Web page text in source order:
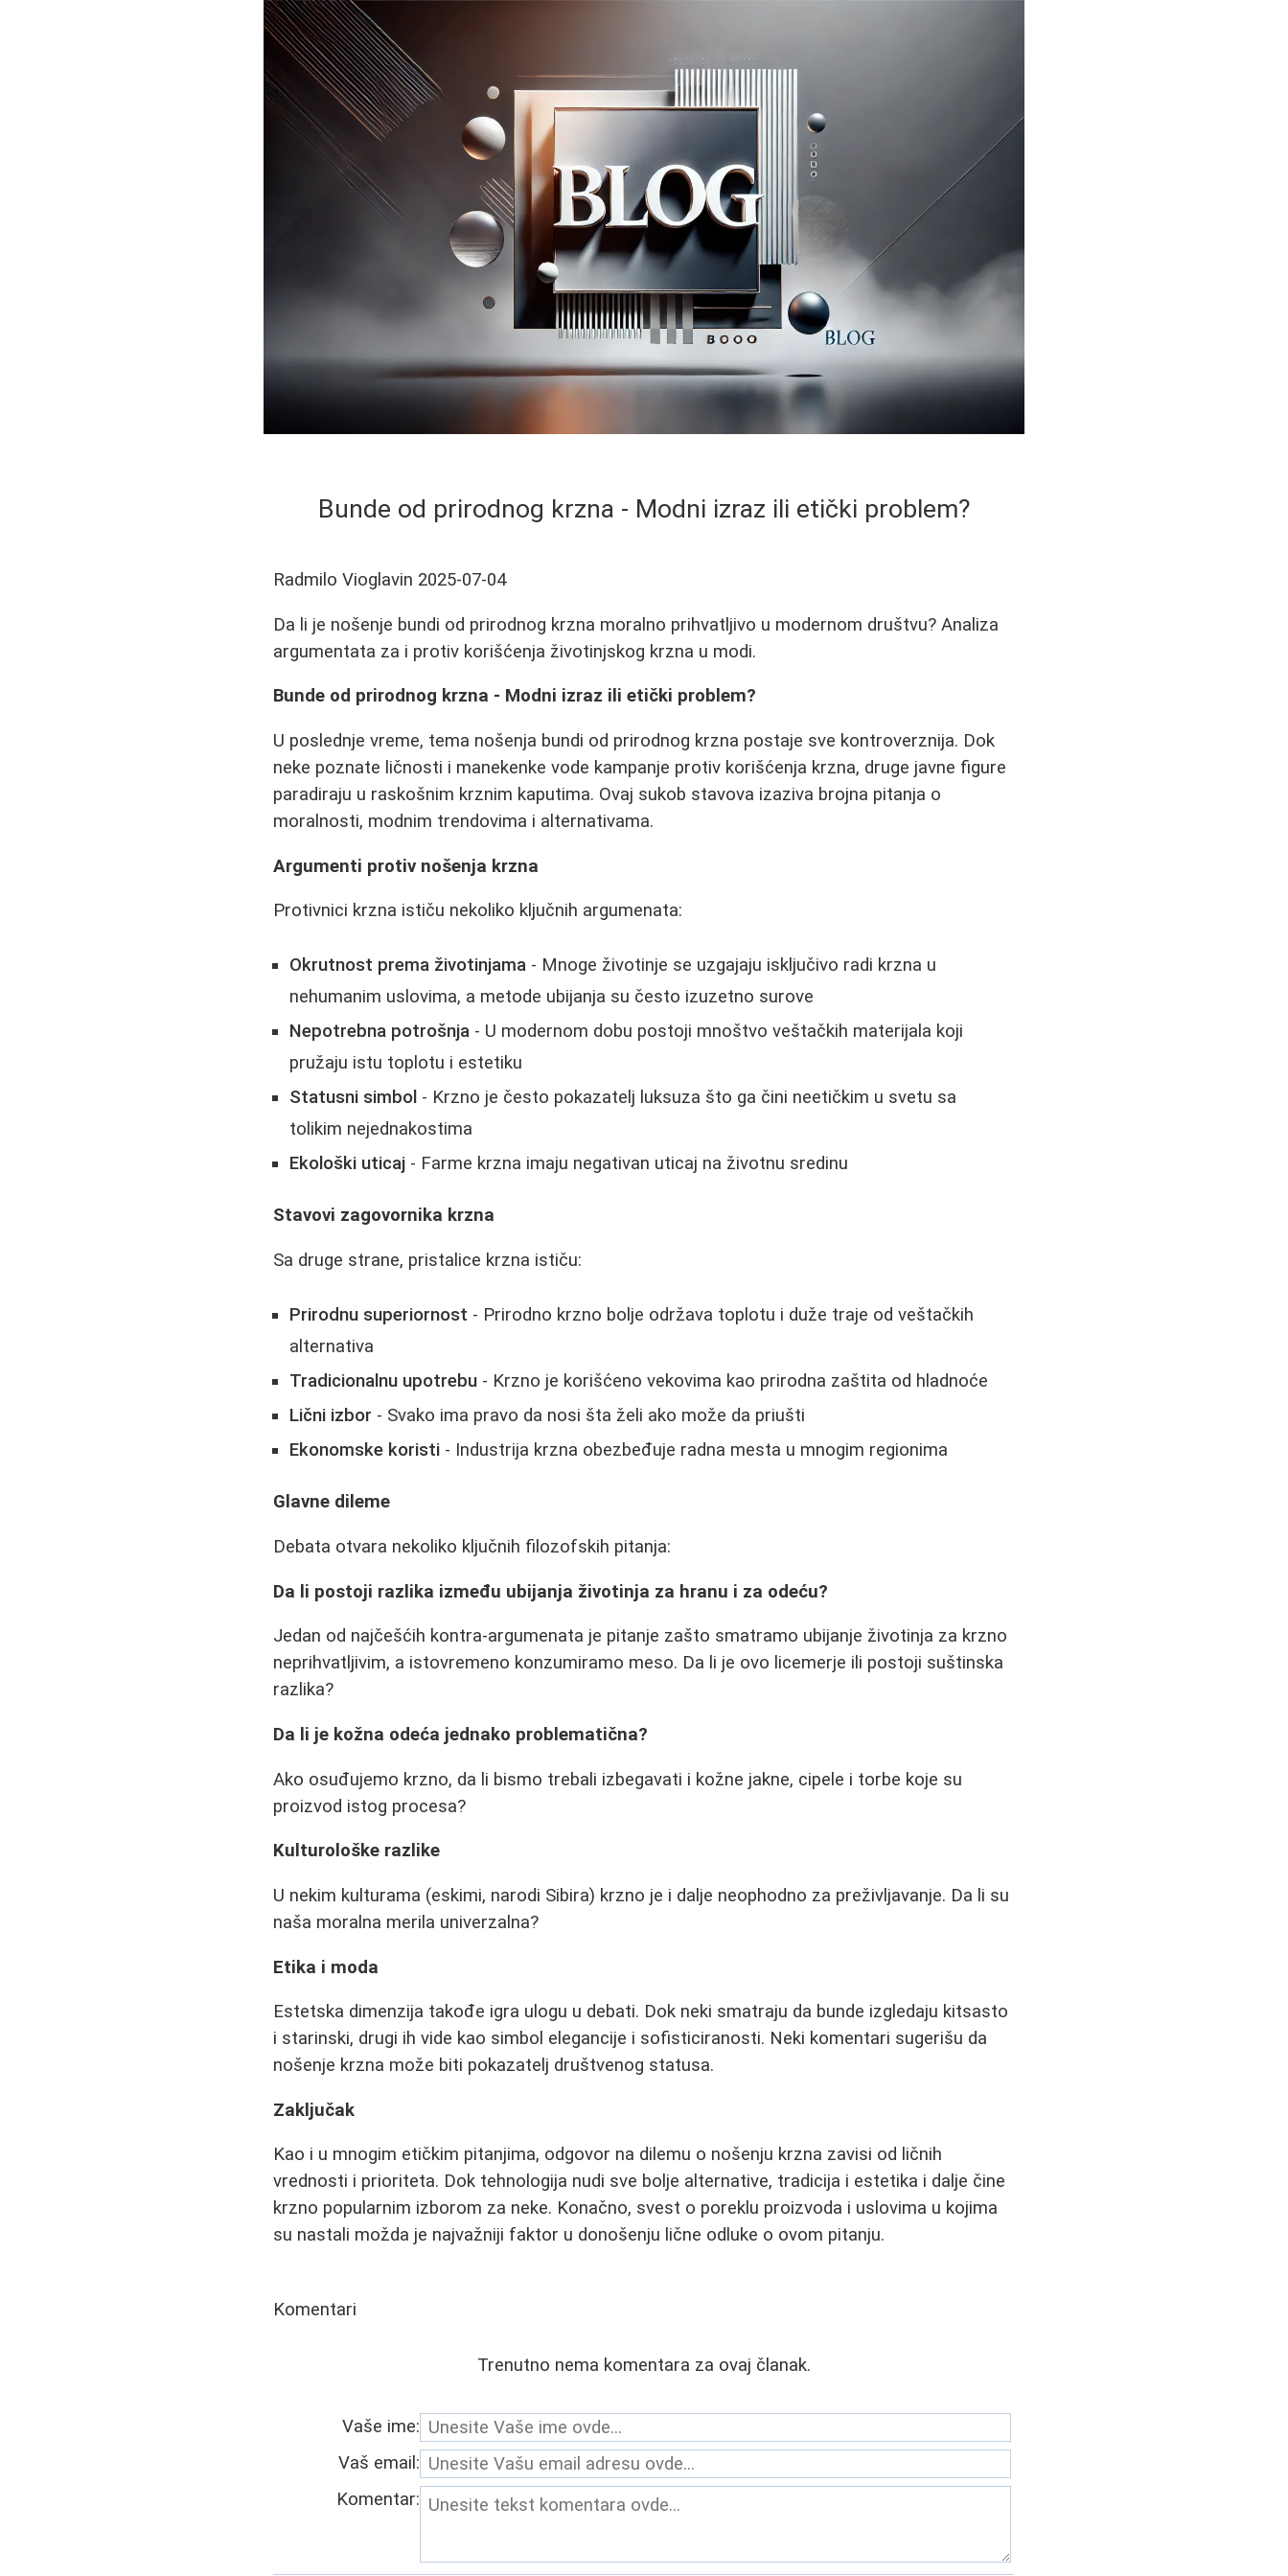
Bunde od prirodnog krzna - Modni izraz ili etički problem?
Radmilo Vioglavin 2025-07-04
Da li je nošenje bundi od prirodnog krzna moralno prihvatljivo u modernom društvu? Analiza
argumentata za i protiv korišćenja životinjskog krzna u modi.
Bunde od prirodnog krzna - Modni izraz ili etički problem?
U poslednje vreme, tema nošenja bundi od prirodnog krzna postaje sve kontroverznija. Dok
neke poznate ličnosti i manekenke vode kampanje protiv korišćenja krzna, druge javne figure
paradiraju u raskošnim krznim kaputima. Ovaj sukob stavova izaziva brojna pitanja o
moralnosti, modnim trendovima i alternativama.
Argumenti protiv nošenja krzna
Protivnici krzna ističu nekoliko ključnih argumenata:
Okrutnost prema životinjama - Mnoge životinje se uzgajaju isključivo radi krzna u
nehumanim uslovima, a metode ubijanja su često izuzetno surove
Nepotrebna potrošnja - U modernom dobu postoji mnoštvo veštačkih materijala koji
pružaju istu toplotu i estetiku
Statusni simbol - Krzno je često pokazatelj luksuza što ga čini neetičkim u svetu sa
tolikim nejednakostima
Ekološki uticaj - Farme krzna imaju negativan uticaj na životnu sredinu
Stavovi zagovornika krzna
Sa druge strane, pristalice krzna ističu:
Prirodnu superiornost - Prirodno krzno bolje održava toplotu i duže traje od veštačkih
alternativa
Tradicionalnu upotrebu - Krzno je korišćeno vekovima kao prirodna zaštita od hladnoće
Lični izbor - Svako ima pravo da nosi šta želi ako može da priušti
Ekonomske koristi - Industrija krzna obezbeđuje radna mesta u mnogim regionima
Glavne dileme
Debata otvara nekoliko ključnih filozofskih pitanja:
Da li postoji razlika između ubijanja životinja za hranu i za odeću?
Jedan od najčešćih kontra-argumenata je pitanje zašto smatramo ubijanje životinja za krzno
neprihvatljivim, a istovremeno konzumiramo meso. Da li je ovo licemerje ili postoji suštinska
razlika?
Da li je kožna odeća jednako problematična?
Ako osuđujemo krzno, da li bismo trebali izbegavati i kožne jakne, cipele i torbe koje su
proizvod istog procesa?
Kulturološke razlike
U nekim kulturama (eskimi, narodi Sibira) krzno je i dalje neophodno za preživljavanje. Da li su
naša moralna merila univerzalna?
Etika i moda
Estetska dimenzija takođe igra ulogu u debati. Dok neki smatraju da bunde izgledaju kitsasto
i starinski, drugi ih vide kao simbol elegancije i sofisticiranosti. Neki komentari sugerišu da
nošenje krzna može biti pokazatelj društvenog statusa.
Zaključak
Kao i u mnogim etičkim pitanjima, odgovor na dilemu o nošenju krzna zavisi od ličnih
vrednosti i prioriteta. Dok tehnologija nudi sve bolje alternative, tradicija i estetika i dalje čine
krzno popularnim izborom za neke. Konačno, svest o poreklu proizvoda i uslovima u kojima
su nastali možda je najvažniji faktor u donošenju lične odluke o ovom pitanju.
Komentari
Trenutno nema komentara za ovaj članak.
Vaše ime:
Vaš email:
Komentar: